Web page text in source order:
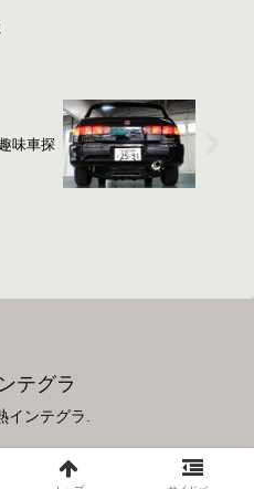
味車探
テグラ
インテグラ.